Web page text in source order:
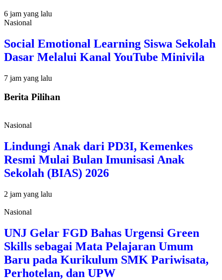
6 jam yang lalu
Nasional
Social Emotional Learning Siswa Sekolah
Dasar Melalui Kanal YouTube Minivila
7 jam yang lalu
Berita Pilihan
Nasional
Lindungi Anak dari PD3I, Kemenkes
Resmi Mulai Bulan Imunisasi Anak
Sekolah (BIAS) 2026
2 jam yang lalu
Nasional
UNJ Gelar FGD Bahas Urgensi Green
Skills sebagai Mata Pelajaran Umum
Baru pada Kurikulum SMK Pariwisata,
Perhotelan, dan UPW